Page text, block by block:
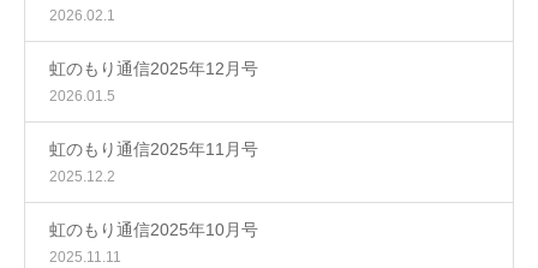
2026.02.1
虹のもり通信2025年12月号
2026.01.5
虹のもり通信2025年11月号
2025.12.2
虹のもり通信2025年10月号
2025.11.11